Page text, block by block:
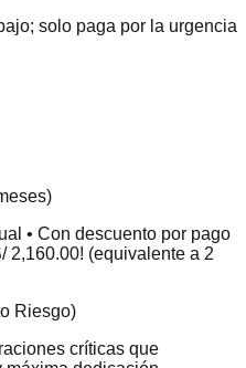
solo paga por la urgencia
• Con descuento por pago
2,160.00! (equivalente a 2
Riesgo)
críticas que